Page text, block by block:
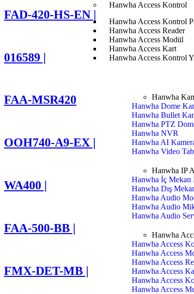
Hanwha Access Kontrol
Hanwha Access Kontrol
Hanwha Access Reader
Hanwha Access Modül
Hanwha Access Kart
Hanwha Access Kontrol
Hanwha
Hanwha Dome
Hanwha Bullet
Hanwha PTZ
Hanwha NVR
Hanwha AI
Hanwha Video
Hanwha IP
Hanwha İç Mekan
Hanwha Dış
Hanwha Audio
Hanwha Audio
Hanwha Audio
Hanwha
Hanwha Access
Hanwha Access
Hanwha Access
Hanwha Access
Hanwha Access
Hanwha Access
FAD-420-HS-EN |
016589 |
FAA-MSR420
OOH740-A9-EX |
WA400 |
FAA-500-BB |
FMX-DET-MB |